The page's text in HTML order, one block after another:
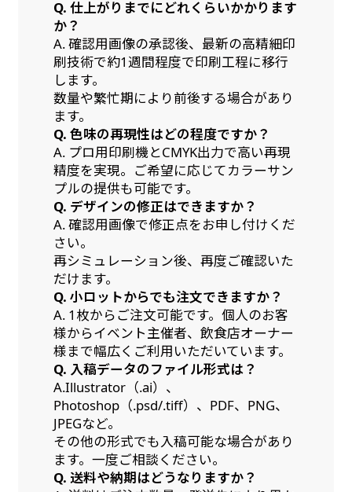
Q. 仕上がりまでにどれくらいかかります
か？
A. 確認用画像の承認後、最新の高精細印
刷技術で約1週間程度で印刷工程に移行
します。
数量や繁忙期により前後する場合があり
ます。
Q. 色味の再現性はどの程度ですか？
A. プロ用印刷機とCMYK出力で高い再現
精度を実現。ご希望に応じてカラーサン
プルの提供も可能です。
Q. デザインの修正はできますか？
A. 確認用画像で修正点をお申し付けくだ
さい。
再シミュレーション後、再度ご確認いた
だけます。
Q. 小ロットからでも注文できますか？
A. 1枚からご注文可能です。個人のお客
様からイベント主催者、飲食店オーナー
様まで幅広くご利用いただいています。
Q. 入稿データのファイル形式は？
A.Illustrator（.ai）、
Photoshop（.psd/.tiff）、PDF、PNG、
JPEGなど。
その他の形式でも入稿可能な場合があり
ます。一度ご相談ください。
Q. 送料や納期はどうなりますか？